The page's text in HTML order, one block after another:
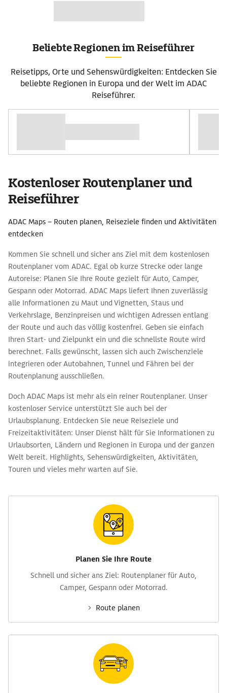
Beliebte Regionen im Reiseführer
Reisetipps, Orte und Sehenswürdigkeiten: Entdecken Sie
beliebte Regionen in Europa und der Welt im ADAC
Reiseführer.
Kostenloser Routenplaner und
Reiseführer
ADAC Maps – Routen planen, Reiseziele finden und Aktivitäten
entdecken
Kommen Sie schnell und sicher ans Ziel mit dem kostenlosen
Routenplaner vom ADAC. Egal ob kurze Strecke oder lange
Autoreise: Planen Sie Ihre Route gezielt für Auto, Camper,
Gespann oder Motorrad. ADAC Maps liefert Ihnen zuverlässig
alle Informationen zu Maut und Vignetten, Staus und
Verkehrslage, Benzinpreisen und wichtigen Adressen entlang
der Route und auch das völlig kostenfrei. Geben sie einfach
Ihren Start- und Zielpunkt ein und die schnellste Route wird
berechnet. Falls gewünscht, lassen sich auch Zwischenziele
integrieren oder Autobahnen, Tunnel und Fähren bei der
Routenplanung ausschließen.
Doch ADAC Maps ist mehr als ein reiner Routenplaner. Unser
kostenloser Service unterstützt Sie auch bei der
Urlaubsplanung. Entdecken Sie neue Reiseziele und
Freizeitaktivitäten: Unser Dienst hält für Sie Informationen zu
Urlaubsorten, Ländern und Regionen in Europa und der ganzen
Welt bereit. Highlights, Sehenswürdigkeiten, Aktivitäten,
Touren und vieles mehr warten auf Sie.
Planen Sie Ihre Route
Schnell und sicher ans Ziel: Routen­planer für Auto,
Camper, Gespann oder Motorrad.
Route planen